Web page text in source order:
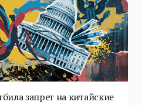
запрет на китайские